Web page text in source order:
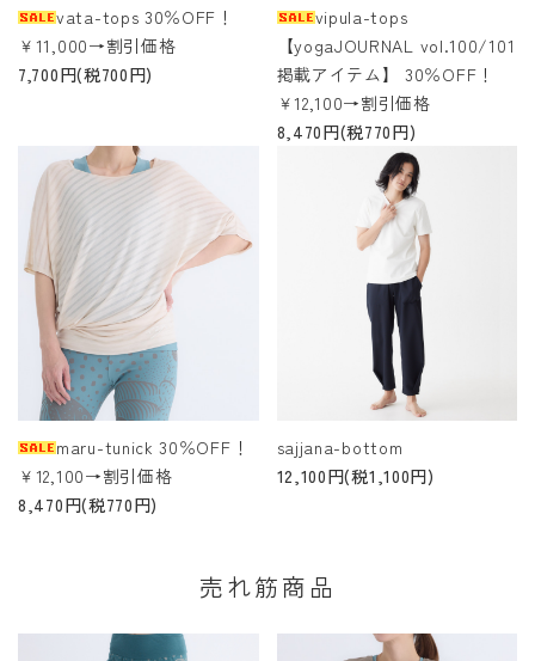
vata-tops 30％OFF！
￥11,000→割引価格
7,700円(税700円)
vipula-tops
【yogaJOURNAL vol.100/101
掲載アイテム】 30％OFF！
￥12,100→割引価格
8,470円(税770円)
maru-tunick 30％OFF！
￥12,100→割引価格
8,470円(税770円)
sajjana-bottom
12,100円(税1,100円)
売れ筋商品